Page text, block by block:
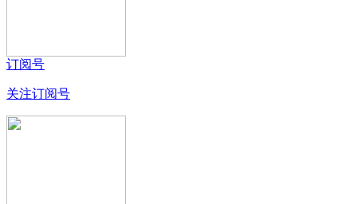
订阅号
关注订阅号